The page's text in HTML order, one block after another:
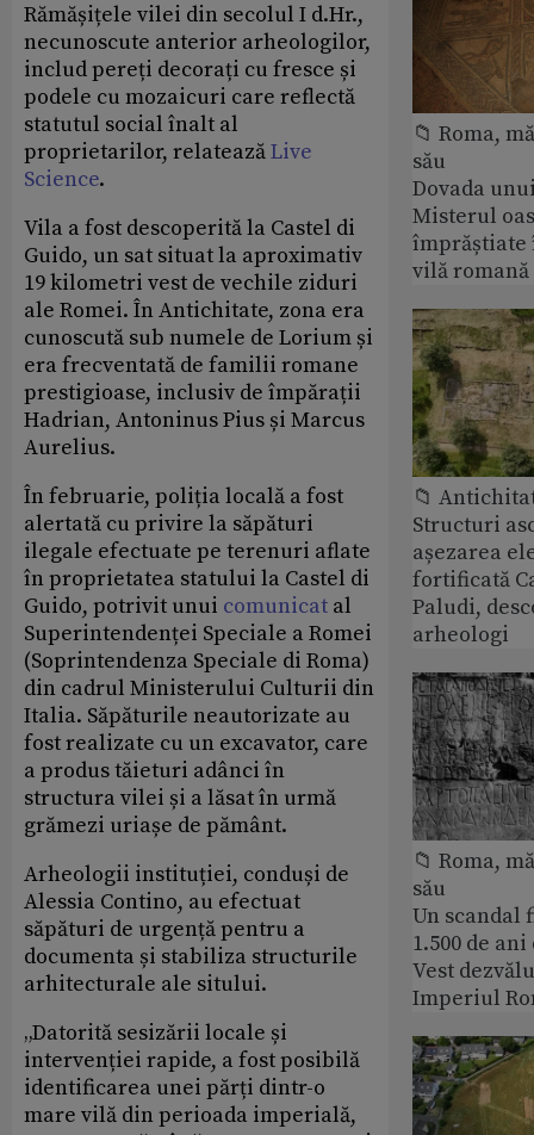
Rămășițele vilei din secolul I d.Hr.,
necunoscute anterior arheologilor,
includ pereți decorați cu fresce și
podele cu mozaicuri care reflectă
statutul social înalt al
proprietarilor, relateazăLive
Science.
Vila a fost descoperită la Castel di
Guido, un sat situat la aproximativ
19 kilometri vest de vechile ziduri
ale Romei. În Antichitate, zona era
cunoscută sub numele de Lorium și
era frecventată de familii romane
prestigioase, inclusiv de împărații
Hadrian, Antoninus Pius și Marcus
Aurelius.
În februarie, poliția locală a fost
alertată cu privire la săpături
ilegale efectuate pe terenuri aflate
în proprietatea statului la Castel di
Guido, potrivit unui comunicat al
Superintendenței Speciale a Romei
(Soprintendenza Speciale di Roma)
din cadrul Ministerului Culturii din
Italia. Săpăturile neautorizate au
fost realizate cu un excavator, care
a produs tăieturi adânci în
structura vilei și a lăsat în urmă
grămezi uriașe de pământ.
Arheologii instituției, conduși de
Alessia Contino, au efectuat
săpături de urgență pentru a
documenta și stabiliza structurile
arhitecturale ale sitului.
„Datorită sesizării locale și
intervenției rapide, a fost posibilă
identificarea unei părți dintr-o
mare vilă din perioada imperială,
📁 Roma,
său
Dovada
Misterul
împrăștiate
vilă romană
📁
Structuri
așezarea
fortificată
Paludi,
arheologi
📁 Roma,
său
Un scandal
1.500 de
Vest
Imperiul